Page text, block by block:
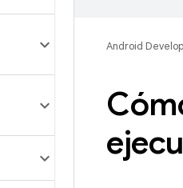
Android